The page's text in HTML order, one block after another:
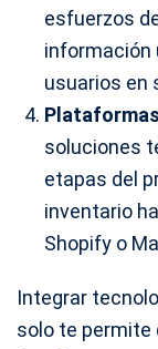
esfuerzos
información
usuarios en
soluciones
etapas del
inventario
Shopify o
Integrar
solo te permite